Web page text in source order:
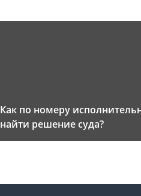
Как по номеру
найти решение суда?